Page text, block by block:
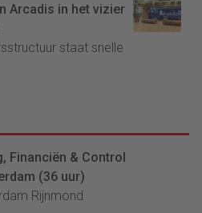
Arcadis in het vizier
staat snelle
Financiën & Control
(36 uur)
Rijnmond